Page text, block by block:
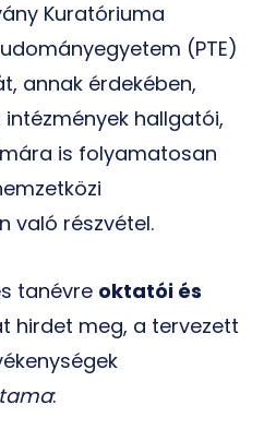
Kuratóriuma
(PTE)
annak érdekében,
hallgatói,
is folyamatosan
való részvétel.
tanévre oktatói és
hirdet meg, a tervezett
: